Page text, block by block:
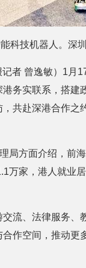
科技机器人。深
者 曾逸敏）1月
务实联系，搭
共赴深港合作
局方面介绍，前
万家，港人就业
流、法律服务
作空间，推动